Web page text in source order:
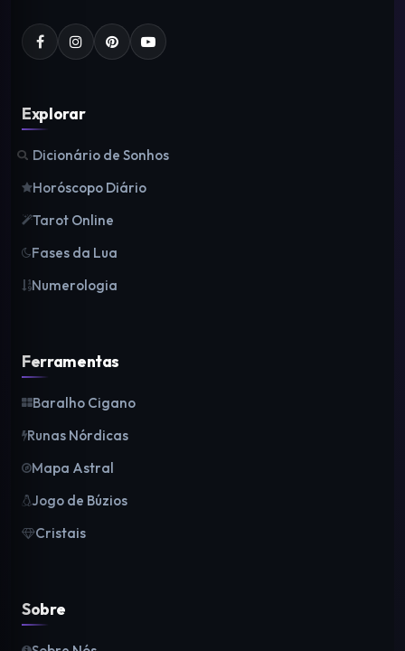
Explorar
Dicionário de Sonhos
Horóscopo Diário
Tarot Online
Fases da Lua
Numerologia
Ferramentas
Baralho Cigano
Runas Nórdicas
Mapa Astral
Jogo de Búzios
Cristais
Sobre